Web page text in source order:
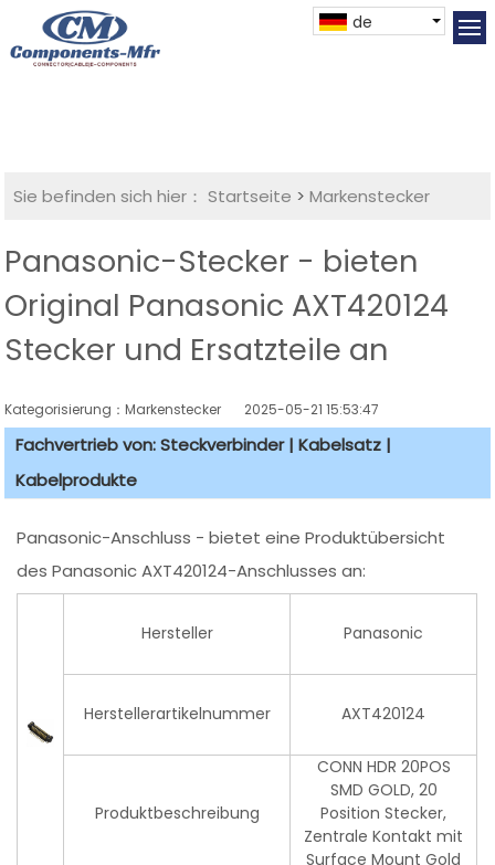
de
Sie befinden sich hier： Startseite >Markenstecker
Panasonic-Stecker - bieten
Original Panasonic AXT420124
Stecker und Ersatzteile an
Kategorisierung：Markenstecker 2025-05-21 15:53:47
Fachvertrieb von: Steckverbinder | Kabelsatz |
Kabelprodukte
Panasonic-Anschluss - bietet eine Produktübersicht
des Panasonic AXT420124-Anschlusses an:
Hersteller Panasonic
Herstellerartikelnummer AXT420124
Produktbeschreibung
CONN HDR 20POS
SMD GOLD, 20
Position Stecker,
Zentrale Kontakt mit
Surface Mount Gold